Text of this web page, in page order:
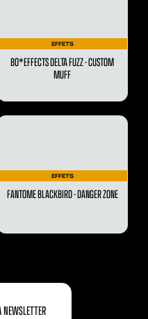
EFFETS
BO*EFFECTS DELTA FUZZ - CUSTOM
MUFF
EFFETS
FANTOME BLACKBIRD - DANGER ZONE
NEWSLETTER